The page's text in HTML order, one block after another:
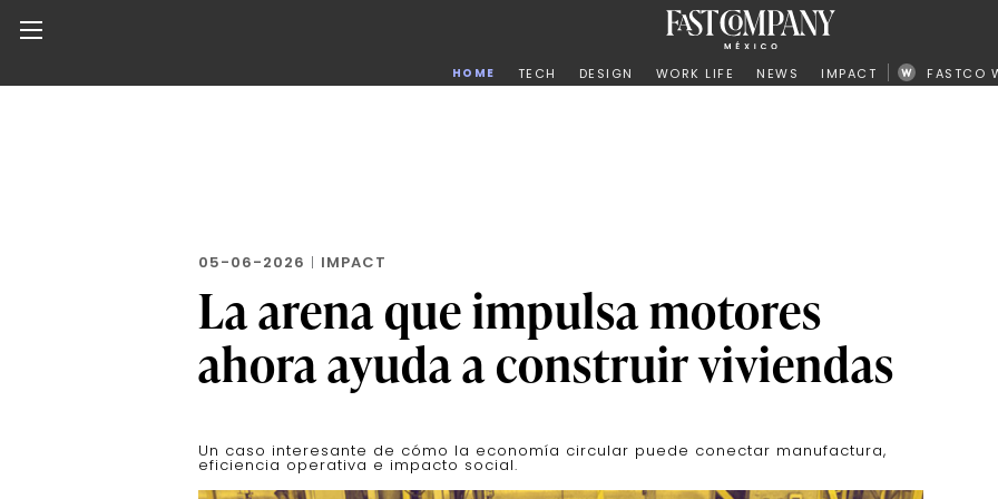
Noticias de negocios, innovación, tecnología y diseño
HOME TECH DESIGN WORK LIFE NEWS IMPACT FASTCO
05-06-2026 | IMPACT
La arena que impulsa motores
ahora ayuda a construir viviendas
Un caso interesante de cómo la economía circular puede conectar manufactura,
eficiencia operativa e impacto social.